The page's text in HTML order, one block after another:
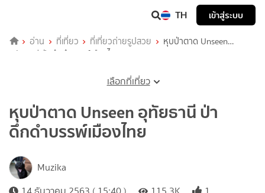
TH เข้าสู่ระบบ
อ่าน ที่เที่ยว ที่เที่ยวถ่ายรูปสวย
หุบป่าตาด Unseen
อุทัยธานี ป่าดึกดำบรรพ์เมืองไทย
เลือกที่เที่ยว
หุบป่าตาด Unseen อุทัยธานี ป่า
ดึกดำบรรพ์เมืองไทย
Muzika